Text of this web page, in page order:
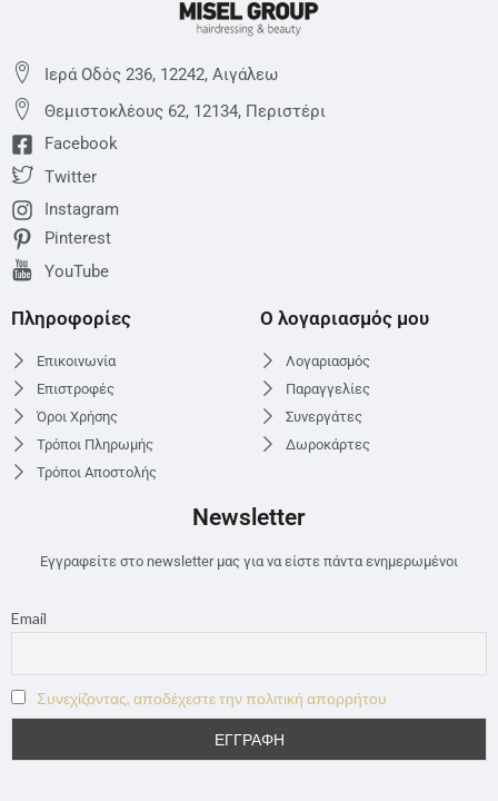
Ιερά Οδός 236, 12242, Αιγάλεω
Θεμιστoκλέους 62, 12134, Περιστέρι
Facebook
Twitter
Instagram
Pinterest
YouTube
Πληροφορίες
Επικοινωνία
Επιστροφές
Όροι Χρήσης
Τρόποι Πληρωμής
Τρόποι Αποστολής
Ο λογαριασμός μου
Λογαριασμός
Παραγγελίες
Συνεργάτες
Δωροκάρτες
Newsletter
Εγγραφείτε στο newsletter μας για να είστε πάντα ενημερωμένοι
Email
Συνεχίζοντας, αποδέχεστε την πολιτική απορρήτου